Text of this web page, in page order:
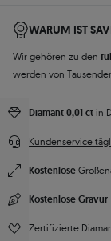
WARUM IST
Wir gehören zu den
werden von
Diamant 0,01 ct in
Kundenservice
Kostenlose
Kostenlose Gravur
Zertifizierte